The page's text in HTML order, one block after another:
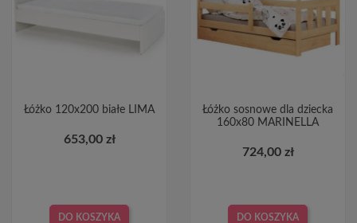
Łóżko 120x200 białe LIMA
653,00 zł
DO KOSZYKA
Łóżko sosnowe dla dziecka
160x80 MARINELLA
724,00 zł
DO KOSZYKA